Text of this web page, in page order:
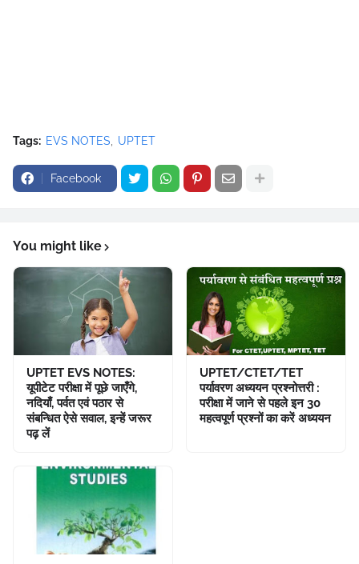
Tags: EVS NOTES UPTET
Facebook
You might like
UPTET EVS NOTES:
यूपीटेट परीक्षा में पूछे जाएँगे,
नदियाँ, पर्वत एवं पठार से
संबन्धित ऐसे सवाल, इन्हें जरूर
पढ़ लें
UPTET/CTET/TET
पर्यावरण अध्ययन प्रश्नोत्तरी :
परीक्षा में जाने से पहले इन 30
महत्वपूर्ण प्रश्नों का करें अध्ययन